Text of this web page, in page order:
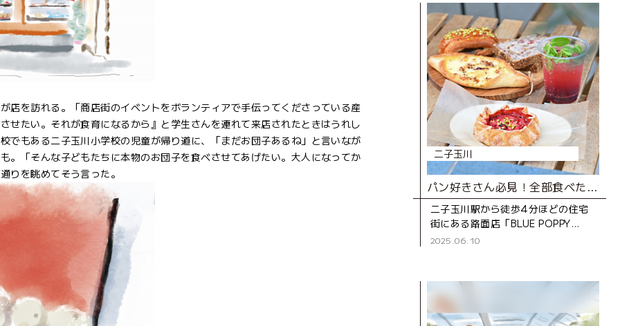
を訪れる。「商店街のイベントをボランティアで手伝ってくださっている産
せたい。それが食育になるから』と学生さんを連れて来店されたときはうれし
でもある二子玉川小学校の児童が帰り道に、「まだお団子あるね」と言いなが
。「そんな子どもたちに本物のお団子を食べさせてあげたい。大人になってか
りを眺めてそう言った。
二子玉川
パン好きさん必見！全部食べたい、ロブション仕込みの極上パン
二子玉川駅から徒歩4分ほどの住宅
街にある路面店「BLUE POPPY
Bakery（ブルーポピーベーカリ
2025.06.10